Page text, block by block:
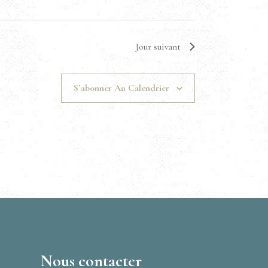
Jour suivant
S’abonner Au Calendrier
Nous contacter